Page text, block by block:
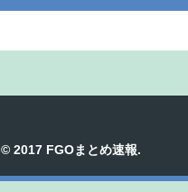
© 2017 FGOまとめ速報.